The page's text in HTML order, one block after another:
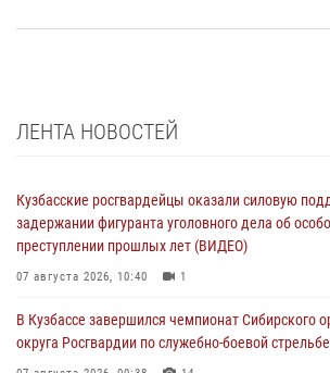
ЛЕНТА НОВОСТЕЙ
Кузбасские росгвардейцы оказали силовую
задержании фигуранта уголовного дела об
преступлении прошлых лет (ВИДЕО)
07 августа 2026, 10:40 1
В Кузбассе завершился чемпионат Сибирского
округа Росгвардии по служебно-боевой стрельбе